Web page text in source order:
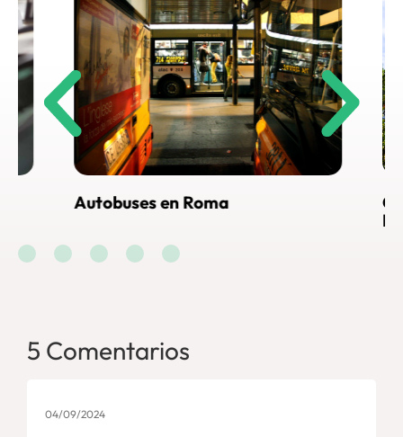
Autobuses en Roma
Cómo
5 Comentarios
04/09/2024